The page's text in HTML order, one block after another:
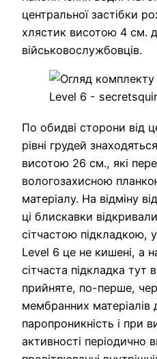
центральної застібки
хлястик висотою 4 см.
військовослужбовців.
По обидві сторони від
рівні грудей
висотою 26 см., які
вологозахисною
матеріалу. На відміну
ці блискавки
сітчастою підкладкою,
Level 6 це не кишені, а
сітчаста підкладка тут
прийняте, по-перше,
мембранних
паропроникність і при
активності періодично